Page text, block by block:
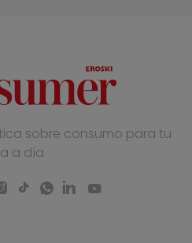
sobre consumo para tu
a día